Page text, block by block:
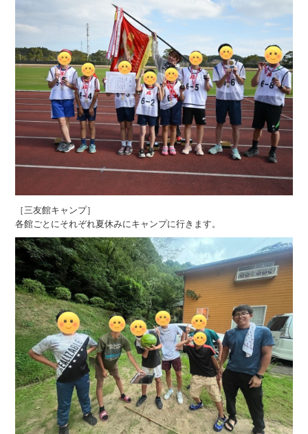
［三友館キャンプ］
各館ごとにそれぞれ夏休みにキャンプに行きます。